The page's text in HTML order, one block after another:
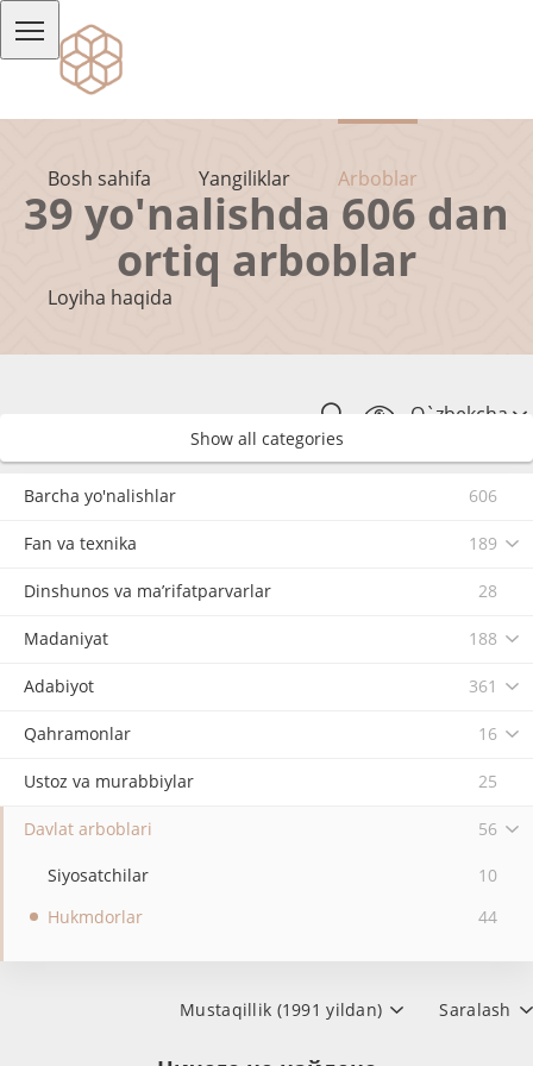
Bosh sahifa Yangiliklar Arboblar
Loyiha haqida
O`zbekcha
39 yo'nalishda 606 dan
ortiq arboblar
Show all categories
Barcha yo'nalishlar 606
Fan va texnika 189
Dinshunos va ma’rifatparvarlar 28
Madaniyat 188
Adabiyot 361
Qahramonlar 16
Ustoz va murabbiylar 25
Davlat arboblari 56
Siyosatchilar
10
Hukmdorlar
44
Saralash
Mustaqillik (1991 yildan)